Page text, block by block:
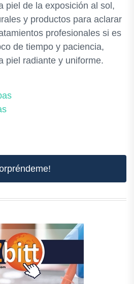
piel de la exposición al sol,
y productos para aclarar
profesionales si es
de tiempo y paciencia,
piel radiante y uniforme.